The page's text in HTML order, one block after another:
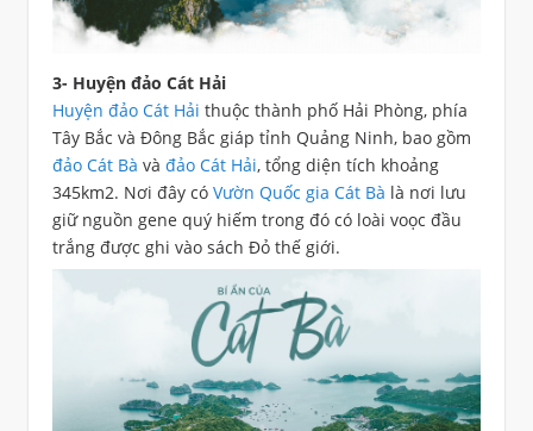
3- Huyện đảo Cát Hải
Huyện đảo Cát Hải thuộc thành phố Hải Phòng, phía
Tây Bắc và Đông Bắc giáp tỉnh Quảng Ninh, bao gồm
đảo Cát Bà và đảo Cát Hải, tổng diện tích khoảng
345km2. Nơi đây có Vườn Quốc gia Cát Bà là nơi lưu
giữ nguồn gene quý hiếm trong đó có loài voọc đầu
trắng được ghi vào sách Đỏ thế giới.